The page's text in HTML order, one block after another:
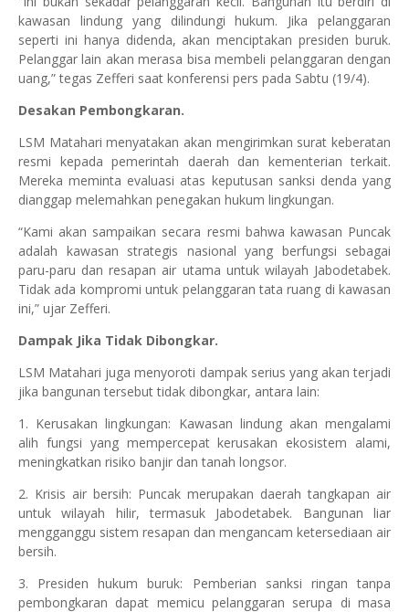
kawasan lindung yang dilindungi hukum. Jika pelanggaran
seperti ini hanya didenda, akan menciptakan presiden buruk.
Pelanggar lain akan merasa bisa membeli pelanggaran dengan
uang,” tegas Zefferi saat konferensi pers pada Sabtu (19/4).
Desakan Pembongkaran.
LSM Matahari menyatakan akan mengirimkan surat keberatan
resmi kepada pemerintah daerah dan kementerian terkait.
Mereka meminta evaluasi atas keputusan sanksi denda yang
dianggap melemahkan penegakan hukum lingkungan.
“Kami akan sampaikan secara resmi bahwa kawasan Puncak
adalah kawasan strategis nasional yang berfungsi sebagai
paru-paru dan resapan air utama untuk wilayah Jabodetabek.
Tidak ada kompromi untuk pelanggaran tata ruang di kawasan
ini,” ujar Zefferi.
Dampak Jika Tidak Dibongkar.
LSM Matahari juga menyoroti dampak serius yang akan terjadi
jika bangunan tersebut tidak dibongkar, antara lain:
1. Kerusakan lingkungan: Kawasan lindung akan mengalami
alih fungsi yang mempercepat kerusakan ekosistem alami,
meningkatkan risiko banjir dan tanah longsor.
2. Krisis air bersih: Puncak merupakan daerah tangkapan air
untuk wilayah hilir, termasuk Jabodetabek. Bangunan liar
mengganggu sistem resapan dan mengancam ketersediaan air
bersih.
3. Presiden hukum buruk: Pemberian sanksi ringan tanpa
pembongkaran dapat memicu pelanggaran serupa di masa